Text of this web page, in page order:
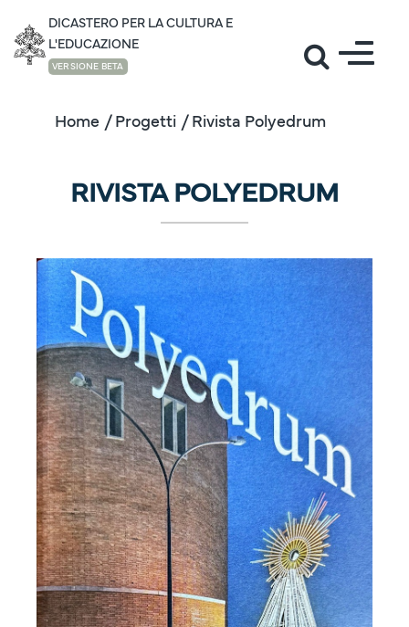
DICASTERO PER LA CULTURA E
L'EDUCAZIONE
VERSIONE BETA
Home / Progetti / Rivista Polyedrum
RIVISTA POLYEDRUM